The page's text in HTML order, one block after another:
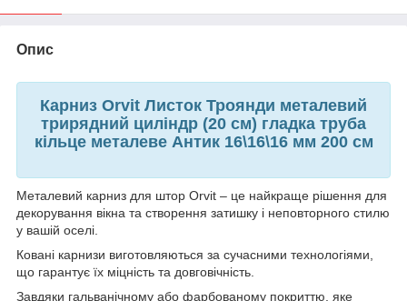
Опис
Карниз Orvit Листок Троянди металевий
трирядний циліндр (20 см) гладка труба
кільце металеве Антик 16\16\16 мм 200 см
Металевий карниз для штор Orvit – це найкраще рішення для
декорування вікна та створення затишку і неповторного стилю
у вашій оселі.
Ковані карнизи виготовляються за сучасними технологіями,
що гарантує їх міцність та довговічність.
Завдяки гальванічному або фарбованому покриттю, яке